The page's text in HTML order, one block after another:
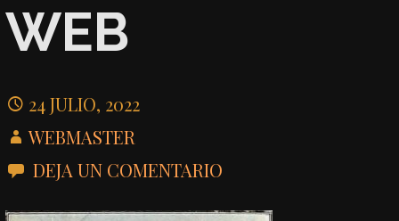
WEB
24 JULIO, 2022
WEBMASTER
DEJA UN COMENTARIO